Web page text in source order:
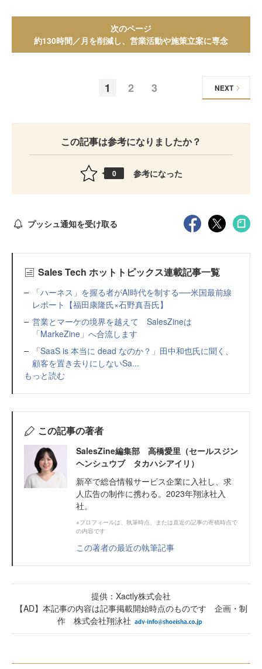
次のページ
約130時間／月を削減し、営業活動や施策立案に専念
1 2 3 NEXT
この記事は参考になりましたか？
0 参考になった
プッシュ通知を受け取る
Sales Tech ホットトピックス連載記事一覧
「ハーネス」を握る者がAI時代を制する──米国最前線
レポート【福田康隆氏×石野真吾氏】
営業とマーケの境界を越えて SalesZineは
「MarkeZine」へ合流します
「SaaS is 本当に dead なのか？」田中和也氏に聞く、
顧客を置き去りにしないSa...
もっと読む
この記事の著者
SalesZine編集部 高橋愛里（セールスジン
ヘンシュウブ タカハシアイリ）
新卒で総合情報サービス企業に入社し、求
人広告の制作に携わる。2023年翔泳社入
社。
※プロフィールは、執筆時点、または直近の記事の寄稿時点で
の内容です
この著者の最近の執筆記事
提供：Xactly株式会社
【AD】本記事の内容は記事掲載開始時点のものです 企画・制
作 株式会社翔泳社